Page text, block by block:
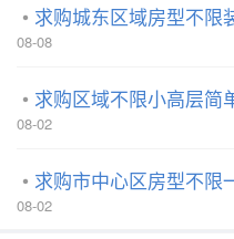
求购城东区域房型不限
08-08
求购区域不限小高层简
08-02
求购市中心区房型不限
08-02